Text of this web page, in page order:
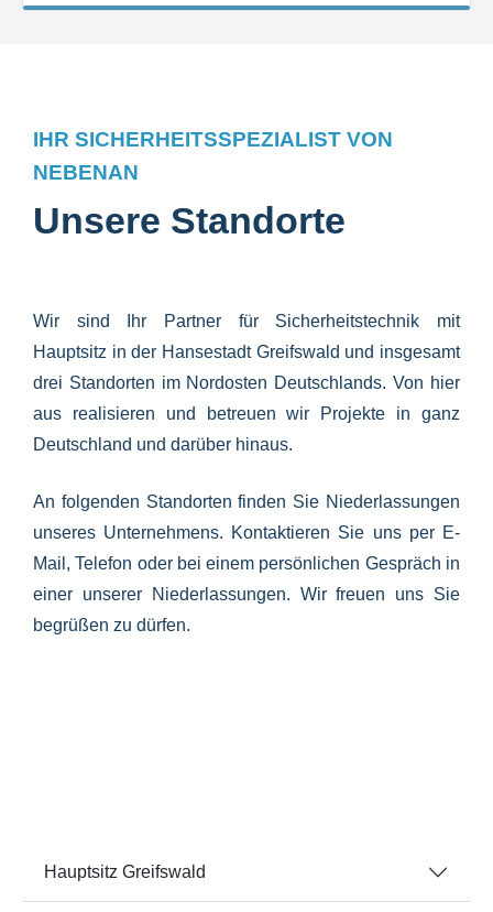
Hauptsitz Greifswald
IHR SICHERHEITSSPEZIALIST VON
NEBENAN
Unsere Standorte
Wir sind Ihr Partner für Sicherheitstechnik mit
Hauptsitz in der Hansestadt Greifswald und insgesamt
drei Standorten im Nordosten Deutschlands. Von hier
aus realisieren und betreuen wir Projekte in ganz
Deutschland und darüber hinaus.
An folgenden Standorten finden Sie Niederlassungen
unseres Unternehmens. Kontaktieren Sie uns per E-
Mail, Telefon oder bei einem persönlichen Gespräch in
einer unserer Niederlassungen. Wir freuen uns Sie
begrüßen zu dürfen.